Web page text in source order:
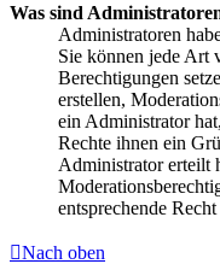
Was sind
Administratoren
Sie können jede Art
Berechtigungen
erstellen,
ein Administrator
Rechte ihnen ein
Administrator erteilt
entsprechende
Nach oben